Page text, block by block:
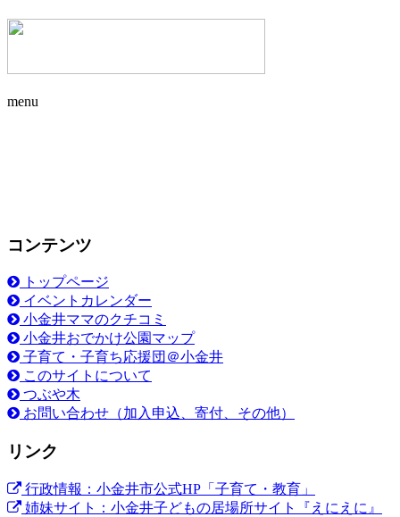
menu
コンテンツ
トップページ
イベントカレンダー
小金井ママのクチコミ
小金井おでかけ公園マップ
子育て・子育ち応援団＠小金井
このサイトについて
つぶや木
お問い合わせ（加入申込、寄付、その他）
リンク
行政情報：小金井市公式HP「子育て・教育」
姉妹サイト：小金井子どもの居場所サイト『えにえに』